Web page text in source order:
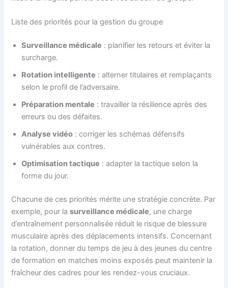
Liste des priorités pour la gestion du groupe
Surveillance médicale : planifier les retours et éviter la
surcharge.
Rotation intelligente : alterner titulaires et remplaçants
selon le profil de l’adversaire.
Préparation mentale : travailler la résilience après des
erreurs ou des défaites.
Analyse vidéo : corriger les schémas défensifs
vulnérables aux contres.
Optimisation tactique : adapter la tactique selon la
forme du jour.
Chacune de ces priorités mérite une stratégie concrète. Par
exemple, pour lasurveillance médicale, une charge
d’entraînement personnalisée réduit le risque de blessure
musculaire après des déplacements intensifs. Concernant
la rotation, donner du temps de jeu à des jeunes du centre
de formation en matches moins exposés peut maintenir la
fraîcheur des cadres pour les rendez-vous cruciaux.